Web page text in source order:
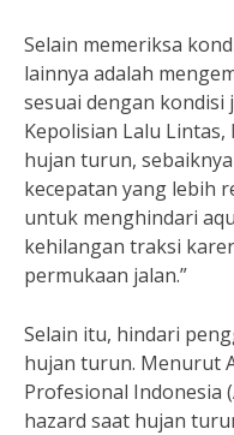
Selain memeriksa
lainnya adalah
sesuai dengan kondisi
Kepolisian Lalu Lintas,
hujan turun,
kecepatan yang lebih
untuk menghindari
kehilangan traksi
permukaan jalan.”
Selain itu, hindari
hujan turun. Menurut
Profesional Indonesia
hazard saat hujan